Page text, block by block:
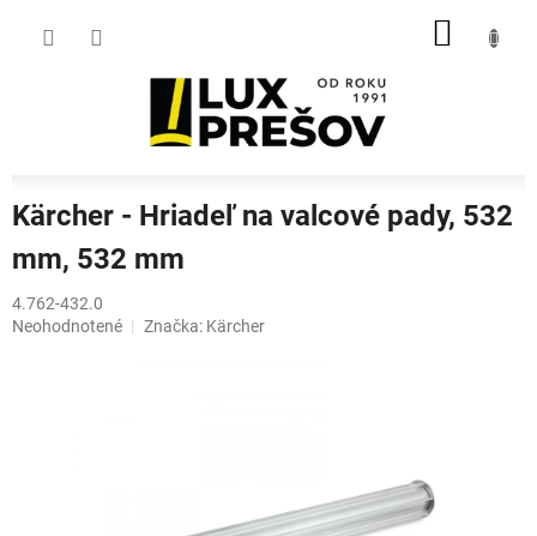
Kärcher - Hriadeľ na valcové pady, 532
mm, 532 mm
4.762-432.0
Priemerné
Neohodnotené Značka: Kärcher